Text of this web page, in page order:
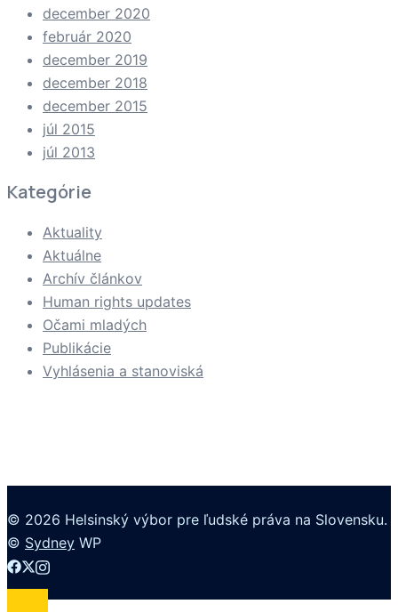
december 2020
február 2020
december 2019
december 2018
december 2015
júl 2015
júl 2013
Kategórie
Aktuality
Aktuálne
Archív článkov
Human rights updates
Očami mladých
Publikácie
Vyhlásenia a stanoviská
© 2026 Helsinský výbor pre ľudské práva na Slovensku.
© Sydney WP